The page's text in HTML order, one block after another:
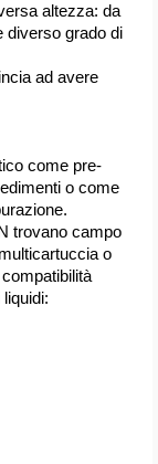
altezza: da
diverso grado di
ad avere
come pre-
o come
trovano campo
o